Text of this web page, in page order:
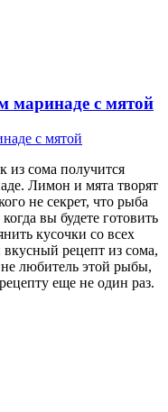
с мятой
сома получится
Лимон и мята творят
не секрет, что рыба
вы будете готовить
кусочки со всех
рецепт из сома,
любитель этой рыбы,
еще не один раз.